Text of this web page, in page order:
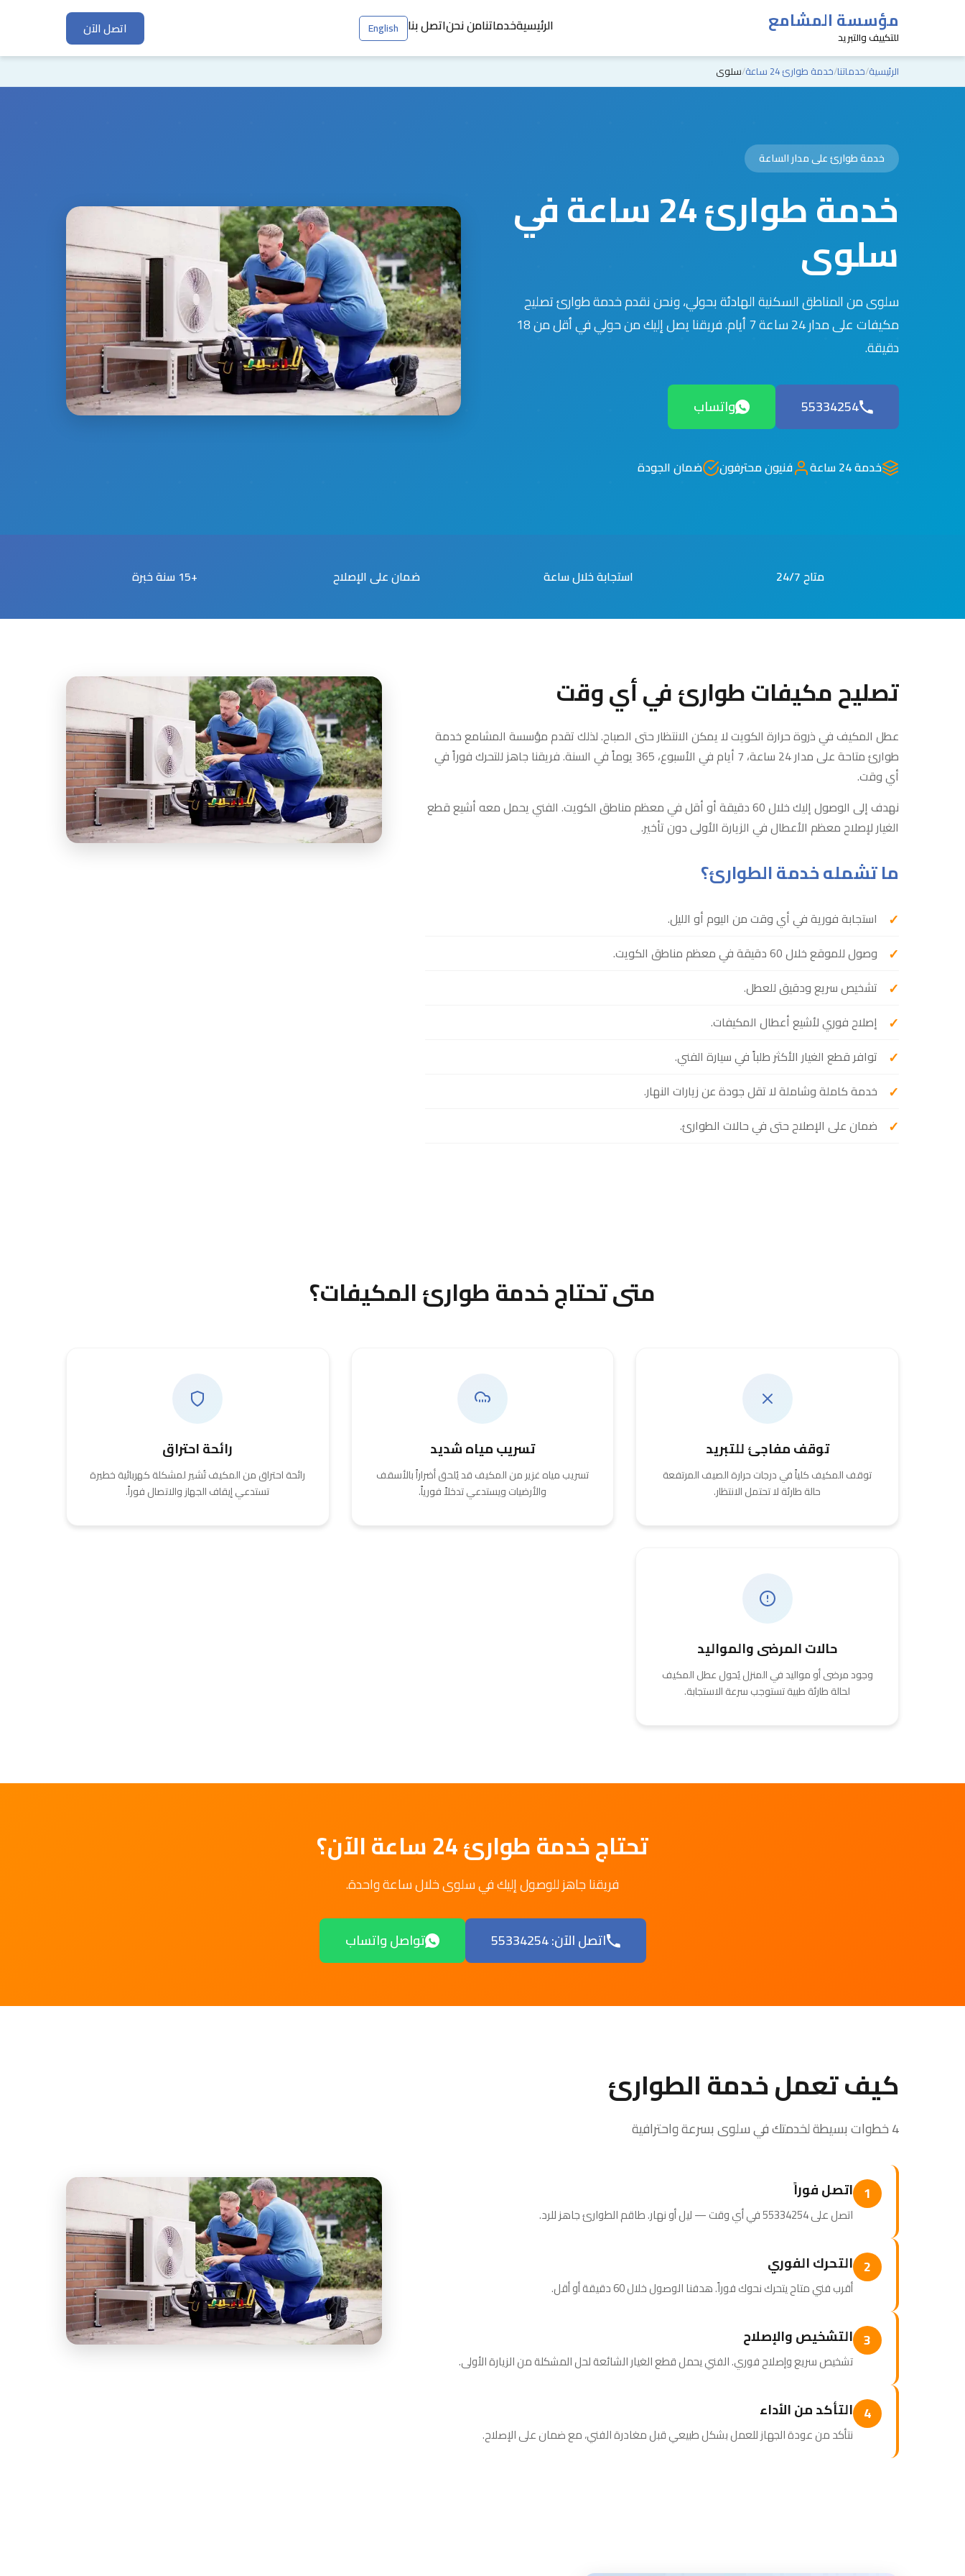
مؤسسة المشامع
للتكييف والتبريد
الرئيسيةخدماتنامن نحناتصل بنا English اتصل الآن
الرئيسية خدماتنا خدمة طوارئ 24 ساعة سلوى
خدمة طوارئ على مدار الساعة
خدمة طوارئ 24 ساعة في
سلوى
سلوى من المناطق السكنية الهادئة بحولي، ونحن نقدم خدمة طوارئ تصليح
مكيفات على مدار 24 ساعة 7 أيام. فريقنا يصل إليك من حولي في أقل من 18
دقيقة.
55334254 واتساب
خدمة 24 ساعة فنيون محترفون ضمان الجودة
متاح 24/7 استجابة خلال ساعة ضمان على الإصلاح +15 سنة خبرة
تصليح مكيفات طوارئ في أي وقت
عطل المكيف في ذروة حرارة الكويت لا يمكن الانتظار حتى الصباح. لذلك تقدم مؤسسة المشامع خدمة
طوارئ متاحة على مدار 24 ساعة، 7 أيام في الأسبوع، 365 يوماً في السنة. فريقنا جاهز للتحرك فوراً في
أي وقت.
نهدف إلى الوصول إليك خلال 60 دقيقة أو أقل في معظم مناطق الكويت. الفني يحمل معه أشيع قطع
الغيار لإصلاح معظم الأعطال في الزيارة الأولى دون تأخير.
ما تشمله خدمة الطوارئ؟
استجابة فورية في أي وقت من اليوم أو الليل.
وصول للموقع خلال 60 دقيقة في معظم مناطق الكويت.
تشخيص سريع ودقيق للعطل.
إصلاح فوري لأشيع أعطال المكيفات.
توافر قطع الغيار الأكثر طلباً في سيارة الفني.
خدمة كاملة وشاملة لا تقل جودة عن زيارات النهار.
ضمان على الإصلاح حتى في حالات الطوارئ.
متى تحتاج خدمة طوارئ المكيفات؟
توقف مفاجئ للتبريد
توقف المكيف كلياً في درجات حرارة الصيف المرتفعة
حالة طارئة لا تحتمل الانتظار.
تسريب مياه شديد
تسريب مياه غزير من المكيف قد يُلحق أضراراً بالأسقف
والأرضيات ويستدعي تدخلاً فورياً.
رائحة احتراق
رائحة احتراق من المكيف تُشير لمشكلة كهربائية خطيرة
تستدعي إيقاف الجهاز والاتصال فوراً.
حالات المرضى والمواليد
وجود مرضى أو مواليد في المنزل يُحول عطل المكيف
لحالة طارئة طبية تستوجب سرعة الاستجابة.
تحتاج خدمة طوارئ 24 ساعة الآن؟
فريقنا جاهز للوصول إليك في سلوى خلال ساعة واحدة.
اتصل الآن: 55334254 تواصل واتساب
كيف تعمل خدمة الطوارئ
4 خطوات بسيطة لخدمتك في سلوى بسرعة واحترافية
1 اتصل فوراً
اتصل على 55334254 في أي وقت — ليل أو نهار. طاقم الطوارئ جاهز للرد.
2 التحرك الفوري
أقرب فني متاح يتحرك نحوك فوراً. هدفنا الوصول خلال 60 دقيقة أو أقل.
3 التشخيص والإصلاح
تشخيص سريع وإصلاح فوري. الفني يحمل قطع الغيار الشائعة لحل المشكلة من الزيارة الأولى.
4 التأكد من الأداء
نتأكد من عودة الجهاز للعمل بشكل طبيعي قبل مغادرة الفني، مع ضمان على الإصلاح.